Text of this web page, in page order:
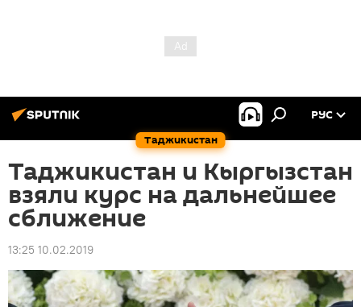
Таджикистан
РУС
Таджикистан и Кыргызстан
взяли курс на дальнейшее
сближение
13:25 10.02.2019